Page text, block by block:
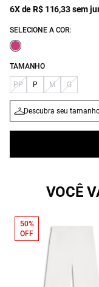
6X de R$ 116,33 sem
SELECIONE A COR:
TAMANHO
PP P M G
Descubra seu
VOCÊ
50%
OFF